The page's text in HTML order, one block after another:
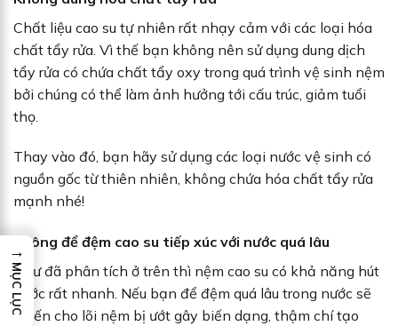
Chất liệu cao su tự nhiên rất nhạy cảm với các loại hóa
chất tẩy rửa. Vì thế bạn không nên sử dụng dung dịch
tẩy rửa có chứa chất tẩy oxy trong quá trình vệ sinh nệm
bởi chúng có thể làm ảnh hưởng tới cấu trúc, giảm tuổi
thọ.
Thay vào đó, bạn hãy sử dụng các loại nước vệ sinh có
nguồn gốc từ thiên nhiên, không chứa hóa chất tẩy rửa
mạnh nhé!
Không để đệm cao su tiếp xúc với nước quá lâu
Như đã phân tích ở trên thì nệm cao su có khả năng hút
nước rất nhanh. Nếu bạn để đệm quá lâu trong nước sẽ
khiến cho lõi nệm bị ướt gây biến dạng, thậm chí tạo
→
MỤC LỤC